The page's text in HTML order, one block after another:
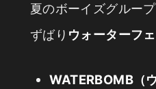
夏のボーイズグルー
ずばり ウォーターフ
WATERBOMB（